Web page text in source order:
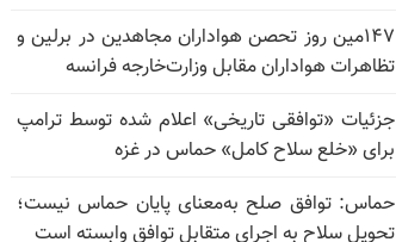
۱۴۷مین روز تحصن هواداران مجاهدین در برلین و
تظاهرات هواداران مقابل وزارت‌خارجه فرانسه
جزئیات «توافقی تاریخی» اعلام شده توسط ترامپ
برای «خلع سلاح کامل» حماس در غزه
حماس: توافق صلح به‌معنای پایان حماس نیست؛
تحویل سلاح به اجرای متقابل توافق وابسته است